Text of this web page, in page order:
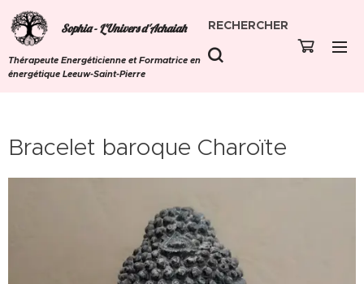
Sophia - L'Univers d'Achaiah
Thérapeute Energéticienne et Formatrice en
énergétique Leeuw-Saint-Pierre
RECHERCHER
Bracelet baroque Charoïte